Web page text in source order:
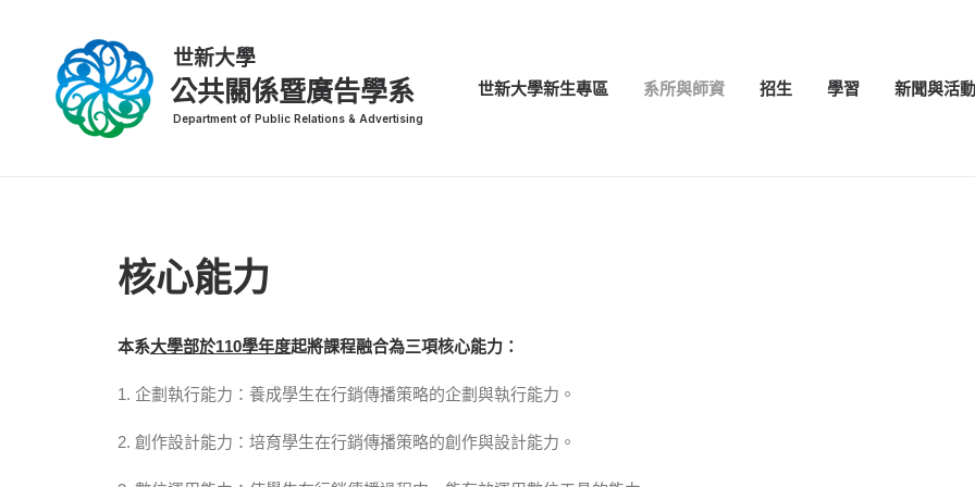
公共關係暨廣告學系 世新大學新生專區 系所與師資 招生 學習 新聞與活動
核心能力
本系大學部於110學年度起將課程融合為三項核心能力：
1. 企劃執行能力：養成學生在行銷傳播策略的企劃與執行能力。
2. 創作設計能力：培育學生在行銷傳播策略的創作與設計能力。